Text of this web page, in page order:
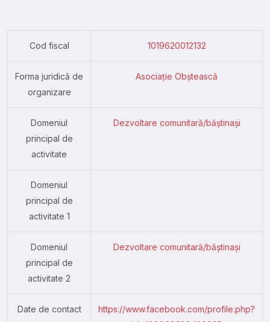
Cod fiscal 1019620012132
Forma juridică de
organizare
Asociație Obștească
Domeniul
principal de
activitate
Dezvoltare comunitară/băștinași
Domeniul
principal de
activitate 1
Domeniul
principal de
activitate 2
Dezvoltare comunitară/băștinași
Date de contact
https://www.facebook.com/profile.php?